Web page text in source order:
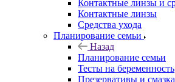
Контактные линзы и
Контактные линзы
Средства ухода
Планирование семьи
Назад
Планирование семьи
Тесты на беременность
Презервативы и смазка